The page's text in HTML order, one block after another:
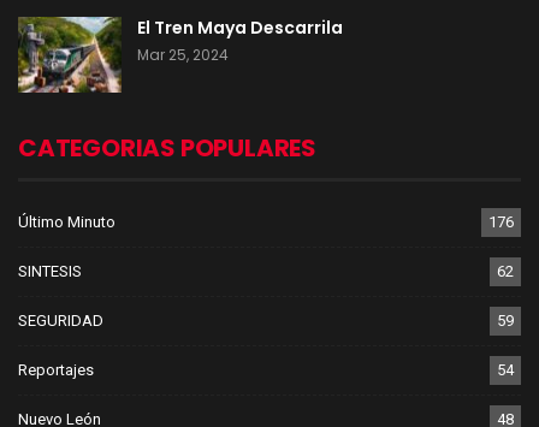
El Tren Maya Descarrila
Mar 25, 2024
CATEGORIAS POPULARES
Último Minuto 176
SINTESIS 62
SEGURIDAD 59
Reportajes 54
Nuevo León 48